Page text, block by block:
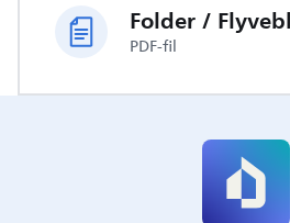
Folder /
PDF-fil